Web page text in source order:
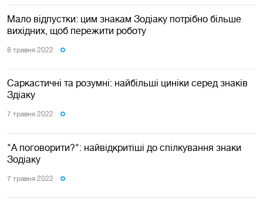
Мало відпустки: цим знакам Зодіаку потрібно більше
вихідних, щоб пережити роботу
8 травня 2022
Саркастичні та розумні: найбільші циніки серед знаків
Здіаку
7 травня 2022
"А поговорити?": найвідкритіші до спілкування знаки
Зодіаку
7 травня 2022